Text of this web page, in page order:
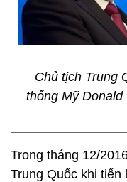
Chủ tịch Trung
thống Mỹ Donald
Trong tháng 12/
Trung Quốc khi tiến